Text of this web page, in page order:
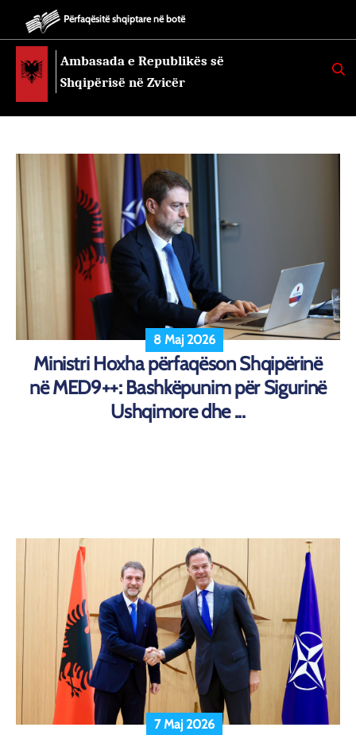
Përfaqësitë shqiptare në botë
Ambasada e Republikës së
Shqipërisë në Zvicër
K
E
8 Maj 2026
Ministri Hoxha përfaqëson Shqipërinë
në MED9++: Bashkëpunim për Sigurinë
Ushqimore dhe ...
7 Maj 2026